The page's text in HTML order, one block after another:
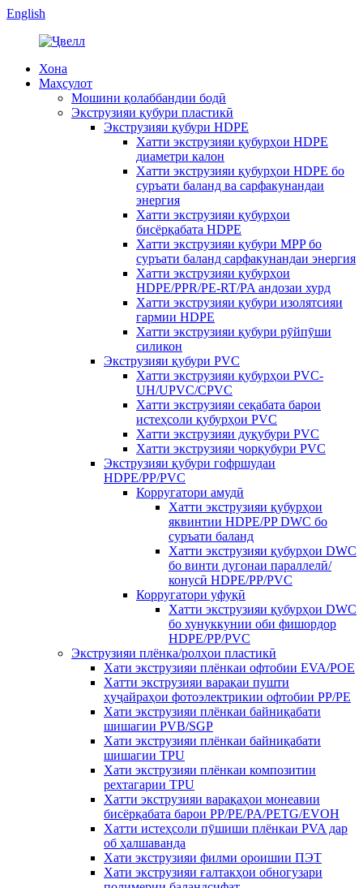
English
Хона
Маҳсулот
Мошини қолаббандии бодӣ
Экструзияи қубури пластикӣ
Экструзияи қубури HDPE
Хатти экструзияи қубурҳои HDPE
диаметри калон
Хатти экструзияи қубурҳои HDPE бо
суръати баланд ва сарфакунандаи
энергия
Хатти экструзияи қубурҳои
бисёрқабата HDPE
Хатти экструзияи қубури MPP бо
суръати баланд сарфакунандаи энергия
Хатти экструзияи қубурҳои
HDPE/PPR/PE-RT/PA андозаи хурд
Хатти экструзияи қубури изолятсияи
гармии HDPE
Хатти экструзияи қубури рӯйпӯши
силикон
Экструзияи қубури PVC
Хатти экструзияи қубурҳои PVC-
UH/UPVC/CPVC
Хатти экструзияи сеқабата барои
истеҳсоли қубурҳои PVC
Хатти экструзияи дуқубури PVC
Хатти экструзияи чорқубури PVC
Экструзияи қубури гофршудаи
HDPE/PP/PVC
Корругатори амудӣ
Хатти экструзияи қубурҳои
яквинтии HDPE/PP DWC бо
суръати баланд
Хатти экструзияи қубурҳои DWC
бо винти дугонаи параллелӣ/
конусӣ HDPE/PP/PVC
Корругатори уфуқӣ
Хатти экструзияи қубурҳои DWC
бо хунуккунии оби фишордор
HDPE/PP/PVC
Экструзияи плёнка/ролҳои пластикӣ
Хати экструзияи плёнкаи офтобии EVA/POE
Хатти экструзияи варақаи пушти
ҳуҷайраҳои фотоэлектрикии офтобии PP/PE
Хати экструзияи плёнкаи байниқабати
шишагии PVB/SGP
Хати экструзияи плёнкаи байниқабати
шишагии TPU
Хати экструзияи плёнкаи композитии
рехтагарии TPU
Хатти экструзияи варақаҳои монеавии
бисёрқабата барои PP/PE/PA/PETG/EVOH
Хатти истеҳсоли пӯшиши плёнкаи PVA дар
об ҳалшаванда
Хати экструзияи филми ороишии ПЭТ
Хати экструзияи ғалтакҳои обногузари